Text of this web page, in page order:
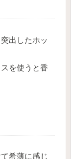
出したホッ
を使うと香
希薄に感じ